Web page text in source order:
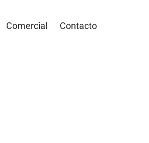
Comercial Contacto